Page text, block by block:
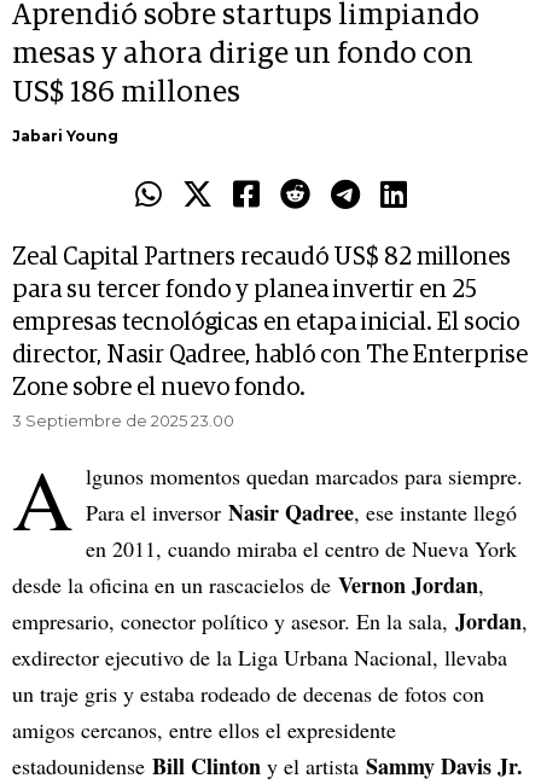
Aprendió sobre startups limpiando
mesas y ahora dirige un fondo con
US$ 186 millones
Jabari Young
Zeal Capital Partners recaudó US$ 82 millones
para su tercer fondo y planea invertir en 25
empresas tecnológicas en etapa inicial. El socio
director, Nasir Qadree, habló con The Enterprise
Zone sobre el nuevo fondo.
3 Septiembre de 2025 23.00
A lgunos momentos quedan marcados para siempre.
Para el inversor Nasir Qadree, ese instante llegó
en 2011, cuando miraba el centro de Nueva York
desde la oficina en un rascacielos de Vernon Jordan,
empresario, conector político y asesor. En la sala, Jordan,
exdirector ejecutivo de la Liga Urbana Nacional, llevaba
un traje gris y estaba rodeado de decenas de fotos con
amigos cercanos, entre ellos el expresidente
estadounidense Bill Clinton y el artista Sammy Davis Jr.